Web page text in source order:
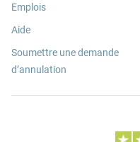
Emplois
Aide
Soumettre une demande
d’annulation